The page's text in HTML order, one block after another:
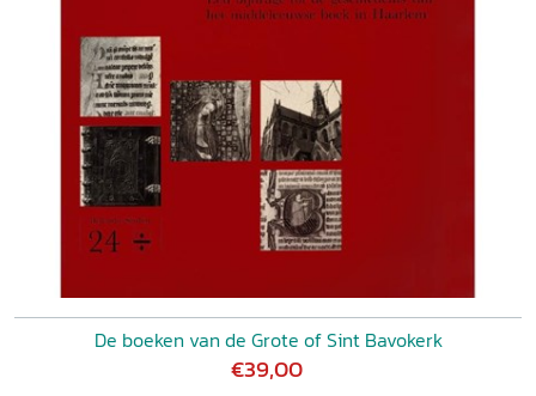
De boeken van de Grote of Sint Bavokerk
€39,00